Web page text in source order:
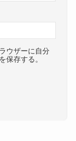
ウザーに自分
保存する。